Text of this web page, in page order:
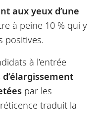
aux yeux d’une
à peine 10 % qui y
positives.
à l’entrée
par les
traduit la